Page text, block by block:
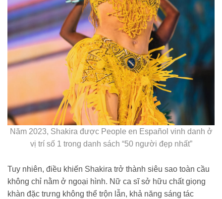
Năm 2023, Shakira được People en Español vinh danh ở
vị trí số 1 trong danh sách “50 người đẹp nhất”
Tuy nhiên, điều khiến Shakira trở thành siêu sao toàn cầu
không chỉ nằm ở ngoại hình. Nữ ca sĩ sở hữu chất giọng
khàn đặc trưng không thể trộn lẫn, khả năng sáng tác